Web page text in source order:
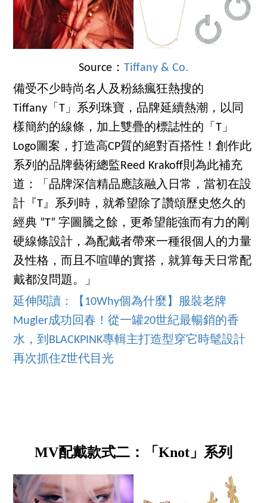
Source： Tiffany & Co.
備受不少時尚名人及粉絲瘋狂熱搜的
Tiffany「T」系列珠寶，品牌延續熱潮，以同
樣簡約的線條，加上雙疊的標誌性的「T」
Logo圖案，打造高CP質的絕對百搭性！創作此
系列的品牌藝術總監Reed Krakoff則為此補充
道：「品牌深信精品應該融入日常，當初在設
計『T』系列時，就希望除了讚頌歷史悠久的
經典 “T” 字圖騰之餘，更希望能強而有力的剛
硬線條設計，為配戴者帶來一種很個人的力量
及性格，而且不喧嘩的實搭，就算每天日常配
戴都沒問題。」
延伸閱讀：【10Why個為什麼】服裝老牌
Mugler成功回春！從一罐20世紀最暢銷的香
水，到BLACKPINK專輯主打造型穿它時髦設計
再次抓住Z世代目光
MV配戴款式二：「Knot」系列